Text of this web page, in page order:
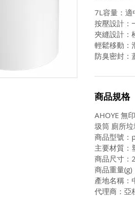
7L容量：適
按壓設計：
夾縫設計：
輕鬆移動：
防臭密封：
商品規格
AHOYE 無
圾筒 廁所
商品型號
主要材質：
商品尺寸
商品重量(g)
產地名稱：
代理商：亞